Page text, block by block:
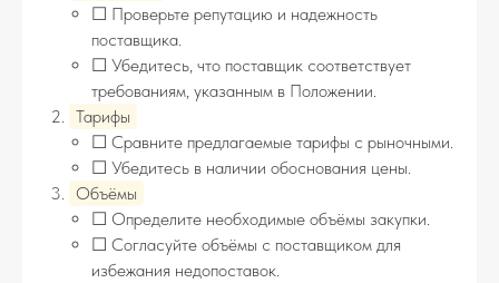
☐ Проверьте репутацию и надежность
поставщика.
☐ Убедитесь, что поставщик соответствует
требованиям, указанным в Положении.
Тарифы
☐ Сравните предлагаемые тарифы с рыночными.
☐ Убедитесь в наличии обоснования цены.
Объёмы
☐ Определите необходимые объёмы закупки.
☐ Согласуйте объёмы с поставщиком для
избежания недопоставок.